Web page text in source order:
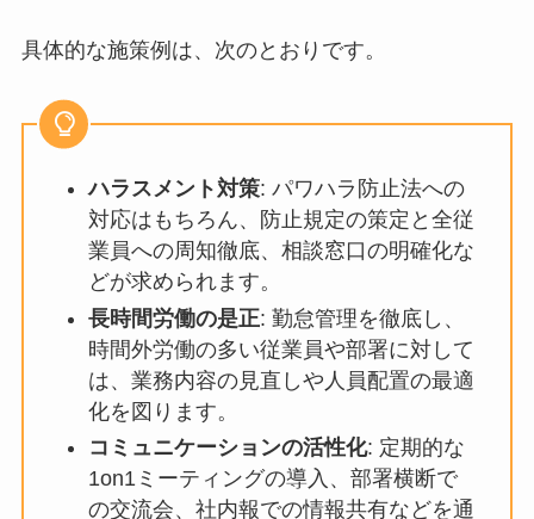
個人のケアだけでなく、ストレスの原因となりう
も重要です。根本的な原因に対処することで、メ
ンタルヘルス不調の発生を抑制できます。
具体的な施策例は、次のとおりです。
ハラスメント対策 : パワハラ防止法へ
の対応はもちろん、防止規定の策定と
全従業員への周知徹底、相談窓口の明
確化などが求められます。
長時間労働の是正: 勤怠管理を徹底